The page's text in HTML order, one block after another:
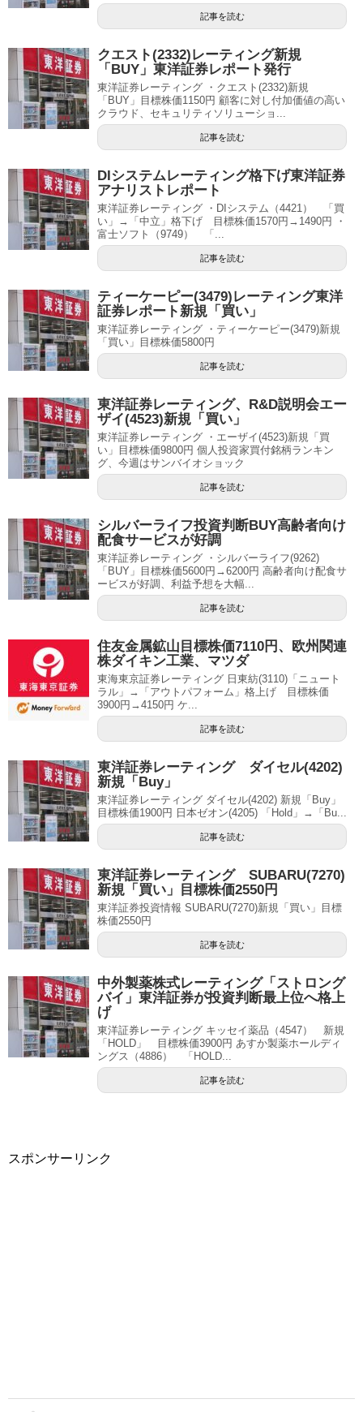
記事を読む
クエスト(2332)レーティング新規
「BUY」東洋証券レポート発行
東洋証券レーティング ・クエスト(2332)新規
「BUY」目標株価1150円 顧客に対し付加価値の高い
クラウド、セキュリティソリューショ...
記事を読む
DIシステムレーティング格下げ東洋証券
アナリストレポート
東洋証券レーティング ・DIシステム（4421） 「買
い」→「中立」格下げ 目標株価1570円→1490円 ・
富士ソフト（9749） 「...
記事を読む
ティーケーピー(3479)レーティング東洋
証券レポート新規「買い」
東洋証券レーティング ・ティーケーピー(3479)新規
「買い」目標株価5800円
記事を読む
東洋証券レーティング、R&D説明会エー
ザイ(4523)新規「買い」
東洋証券レーティング ・エーザイ(4523)新規「買
い」目標株価9800円 個人投資家買付銘柄ランキン
グ、今週はサンバイオショック
記事を読む
シルバーライフ投資判断BUY高齢者向け
配食サービスが好調
東洋証券レーティング ・シルバーライフ(9262)
「BUY」目標株価5600円→6200円 高齢者向け配食サ
ービスが好調、利益予想を大幅...
記事を読む
住友金属鉱山目標株価7110円、欧州関連
株ダイキン工業、マツダ
東海東京証券レーティング 日東紡(3110)「ニュート
ラル」→「アウトパフォーム」格上げ 目標株価
3900円→4150円 ケ...
記事を読む
東洋証券レーティング ダイセル(4202)
新規「Buy」
東洋証券レーティング ダイセル(4202) 新規「Buy」
目標株価1900円 日本ゼオン(4205) 「Hold」→「Bu...
記事を読む
東洋証券レーティング SUBARU(7270)
新規「買い」目標株価2550円
東洋証券投資情報 SUBARU(7270)新規「買い」目標
株価2550円
記事を読む
中外製薬株式レーティング「ストロング
バイ」東洋証券が投資判断最上位へ格上
げ
東洋証券レーティング キッセイ薬品（4547） 新規
「HOLD」 目標株価3900円 あすか製薬ホールディ
ングス（4886） 「HOLD...
記事を読む
スポンサーリンク